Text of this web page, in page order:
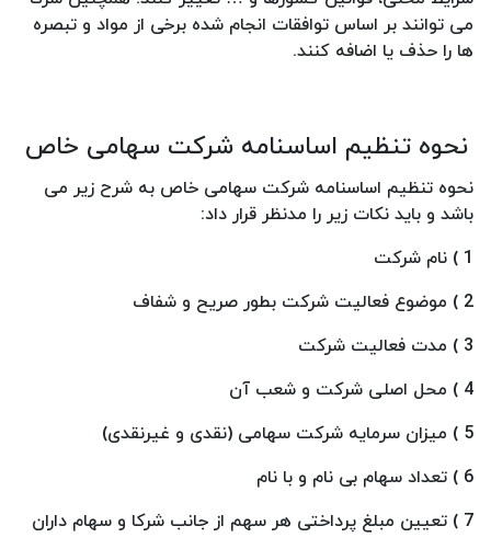
می توانند بر اساس توافقات انجام شده برخی از مواد و تبصره
ها را حذف یا اضافه کنند.
نحوه تنظیم اساسنامه شرکت سهامی خاص
نحوه تنظیم اساسنامه شرکت سهامی خاص به شرح زیر می
باشد و باید نکات زیر را مدنظر قرار داد:
1 ) نام شرکت
2 ) موضوع فعالیت شرکت بطور صریح و شفاف
3 ) مدت فعالیت شرکت
4 ) محل اصلی شرکت و شعب آن
5 ) میزان سرمایه شرکت سهامی (نقدی و غیرنقدی)
6 ) تعداد سهام بی نام و با نام
7 ) تعیین مبلغ پرداختی هر سهم از جانب شرکا و سهام داران